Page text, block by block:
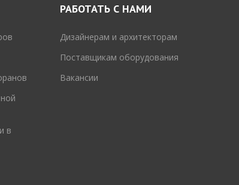
в
РАБОТАТЬ С НАМИ
Дизайнерам и архитекторам
Поставщикам оборудования
Вакансии